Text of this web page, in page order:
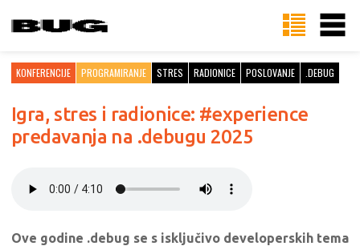
KONFERENCIJE PROGRAMIRANJE STRES RADIONICE POSLOVANJE .DEBUG
Igra, stres i radionice: #experience
predavanja na .debugu 2025
Ove godine .debug se s isključivo developerskih tema